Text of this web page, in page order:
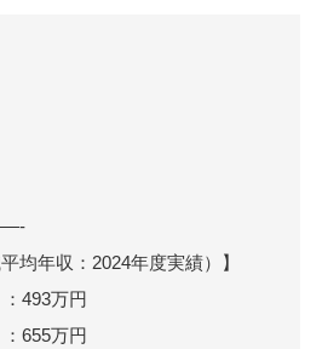
均年収：2024年度実績）】
493万円
655万円